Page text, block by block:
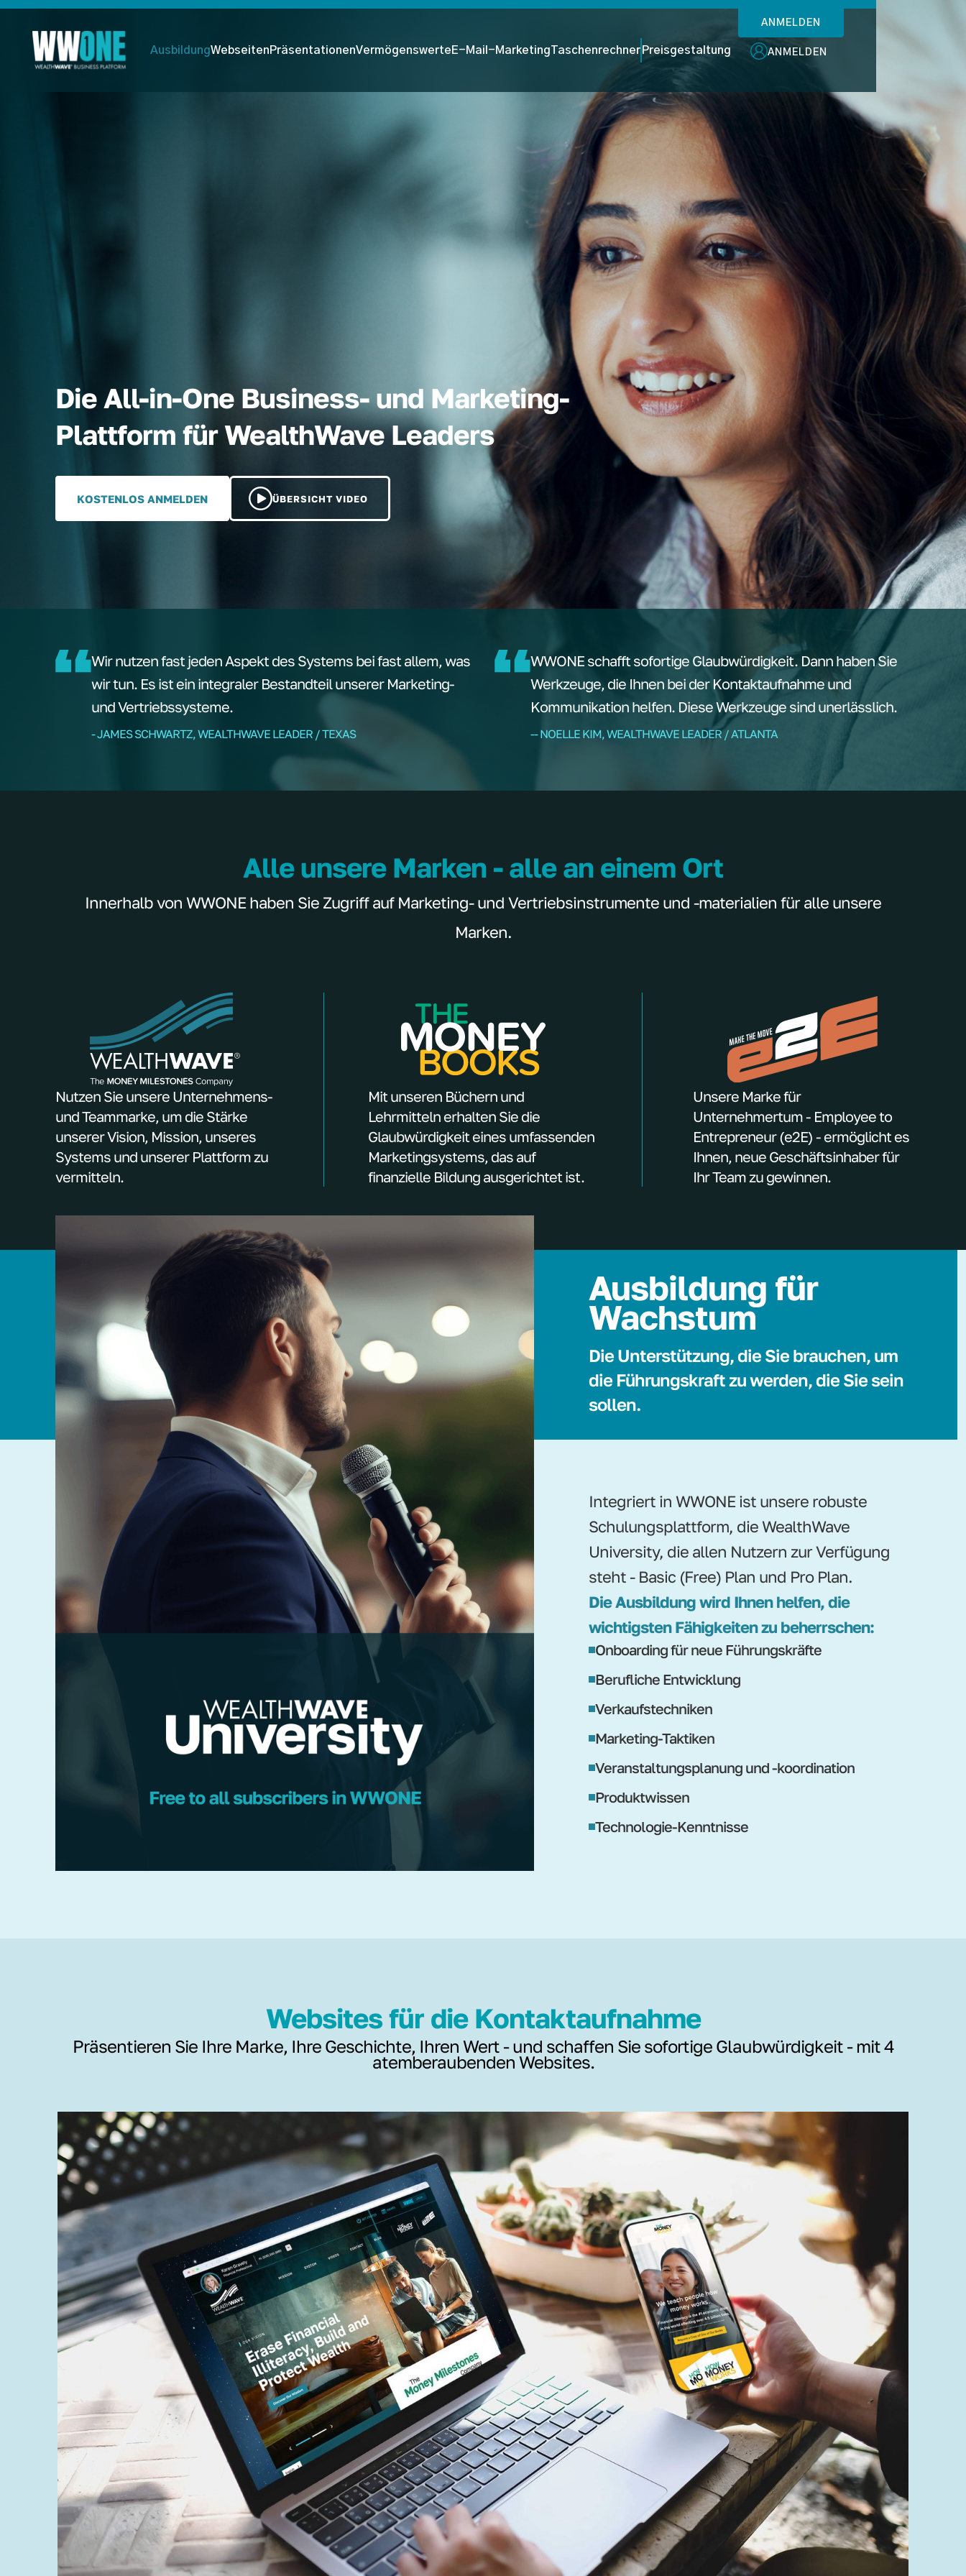
AusbildungWebseitenPräsentationenVermögenswerteE-Mail-MarketingTaschenrechner Preisgestaltung
ANMELDEN
ANMELDEN
Die All-in-One Business- und Marketing-
Plattform für WealthWave Leaders
KOSTENLOS ANMELDEN ÜBERSICHT VIDEO
Wir nutzen fast jeden Aspekt des Systems bei fast allem, was
wir tun. Es ist ein integraler Bestandteil unserer Marketing-
und Vertriebssysteme.
- JAMES SCHWARTZ, WEALTHWAVE LEADER / TEXAS
WWONE schafft sofortige Glaubwürdigkeit. Dann haben Sie
Werkzeuge, die Ihnen bei der Kontaktaufnahme und
Kommunikation helfen. Diese Werkzeuge sind unerlässlich.
-- NOELLE KIM, WEALTHWAVE LEADER / ATLANTA
Alle unsere Marken - alle an einem Ort
Innerhalb von WWONE haben Sie Zugriff auf Marketing- und Vertriebsinstrumente und -materialien für alle unsere
Marken.
Nutzen Sie unsere Unternehmens-
und Teammarke, um die Stärke
unserer Vision, Mission, unseres
Systems und unserer Plattform zu
vermitteln.
Mit unseren Büchern und
Lehrmitteln erhalten Sie die
Glaubwürdigkeit eines umfassenden
Marketingsystems, das auf
finanzielle Bildung ausgerichtet ist.
Unsere Marke für
Unternehmertum - Employee to
Entrepreneur (e2E) - ermöglicht es
Ihnen, neue Geschäftsinhaber für
Ihr Team zu gewinnen.
Ausbildung für
Wachstum
Die Unterstützung, die Sie brauchen, um
die Führungskraft zu werden, die Sie sein
sollen.
Integriert in WWONE ist unsere robuste
Schulungsplattform, die WealthWave
University, die allen Nutzern zur Verfügung
steht - Basic (Free) Plan und Pro Plan.
Die Ausbildung wird Ihnen helfen, die
wichtigsten Fähigkeiten zu beherrschen:
Onboarding für neue Führungskräfte
Berufliche Entwicklung
Verkaufstechniken
Marketing-Taktiken
Veranstaltungsplanung und -koordination
Produktwissen
Technologie-Kenntnisse
Websites für die Kontaktaufnahme
Präsentieren Sie Ihre Marke, Ihre Geschichte, Ihren Wert - und schaffen Sie sofortige Glaubwürdigkeit - mit 4
atemberaubenden Websites.